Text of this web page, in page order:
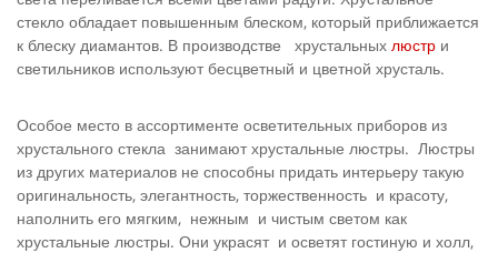
стекло обладает повышенным блеском, который приближается
к блеску диамантов. В производстве хрустальных люстр и
светильников используют бесцветный и цветной хрусталь.
Особое место в ассортименте осветительных приборов из
хрустального стекла занимают хрустальные люстры. Люстры
из других материалов не способны придать интерьеру такую
оригинальность, элегантность, торжественность и красоту,
наполнить его мягким, нежным и чистым светом как
хрустальные люстры. Они украсят и осветят гостиную и холл,